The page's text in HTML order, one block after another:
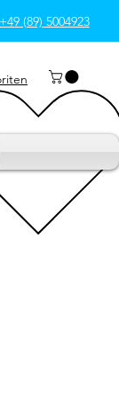
(89) 5004923